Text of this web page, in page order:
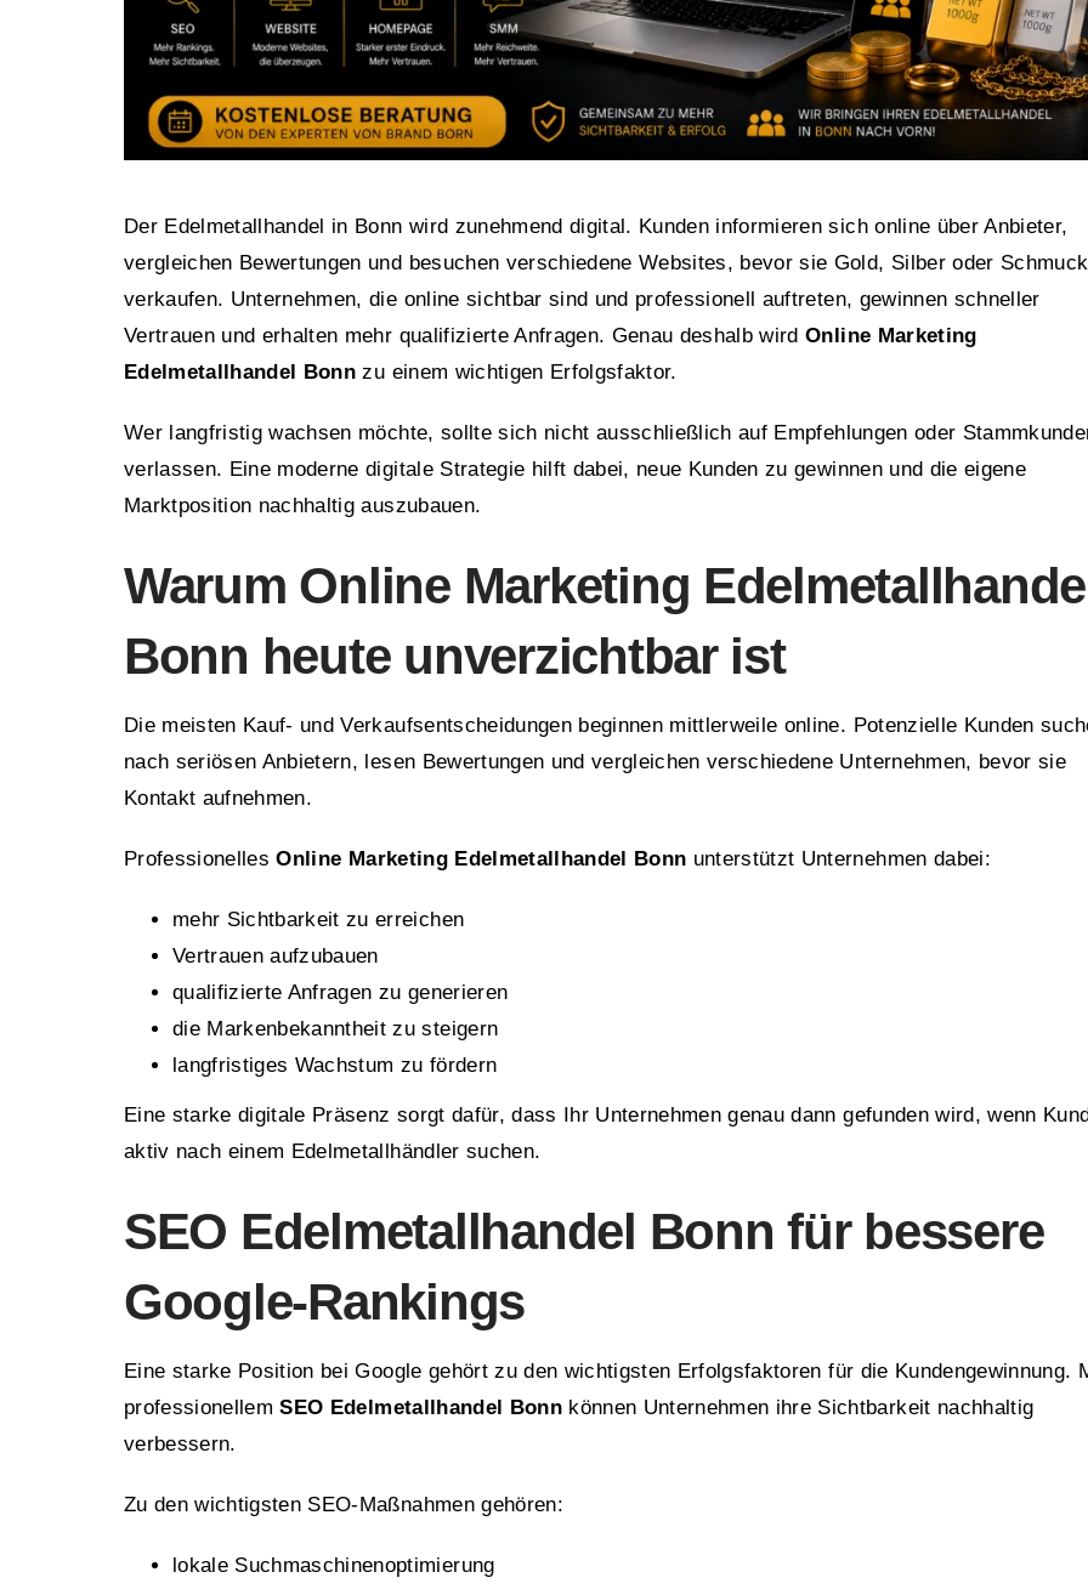
Der Edelmetallhandel in Bonn wird zunehmend digital. Kunden informieren sich online über Anbieter,
vergleichen Bewertungen und besuchen verschiedene Websites, bevor sie Gold, Silber oder Schmuck
verkaufen. Unternehmen, die online sichtbar sind und professionell auftreten, gewinnen schneller
Vertrauen und erhalten mehr qualifizierte Anfragen. Genau deshalb wirdOnline Marketing
Edelmetallhandel Bonn zu einem wichtigen Erfolgsfaktor.
Wer langfristig wachsen möchte, sollte sich nicht ausschließlich auf Empfehlungen oder
verlassen. Eine moderne digitale Strategie hilft dabei, neue Kunden zu gewinnen und die eigene
Marktposition nachhaltig auszubauen.
Warum Online Marketing
Bonn heute unverzichtbar ist
Die meisten Kauf- und Verkaufsentscheidungen beginnen mittlerweile online. Potenzielle Kunden
nach seriösen Anbietern, lesen Bewertungen und vergleichen verschiedene Unternehmen, bevor sie
Kontakt aufnehmen.
ProfessionellesOnline Marketing Edelmetallhandel Bonn unterstützt Unternehmen dabei:
mehr Sichtbarkeit zu erreichen
Vertrauen aufzubauen
qualifizierte Anfragen zu generieren
die Markenbekanntheit zu steigern
langfristiges Wachstum zu fördern
Eine starke digitale Präsenz sorgt dafür, dass Ihr Unternehmen genau dann gefunden wird, wenn
aktiv nach einem Edelmetallhändler suchen.
SEO Edelmetallhandel Bonn für bessere
Google-Rankings
Eine starke Position bei Google gehört zu den wichtigsten Erfolgsfaktoren für die Kundengewinnung.
professionellemSEO Edelmetallhandel Bonnkönnen Unternehmen ihre Sichtbarkeit nachhaltig
verbessern.
Zu den wichtigsten SEO-Maßnahmen gehören:
lokale Suchmaschinenoptimierung